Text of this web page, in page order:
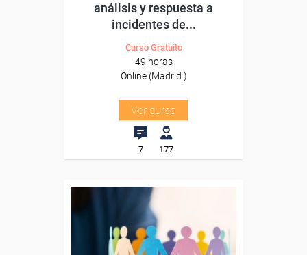
análisis y respuesta a
incidentes de...
Curso Gratuito
49 horas
Online (Madrid )
Ver curso
7 177
Formación 100%
subvencionada.